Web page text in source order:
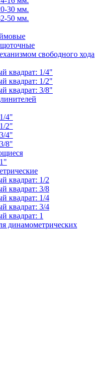
30 мм.
50 мм.
свободного хода
квадрат: 1/4"
квадрат: 1/2"
квадрат: 3/8"
4"
2"
4"
8"
квадрат: 1/2
квадрат: 3/8
квадрат: 1/4
квадрат: 3/4
квадрат: 1
динамометрических